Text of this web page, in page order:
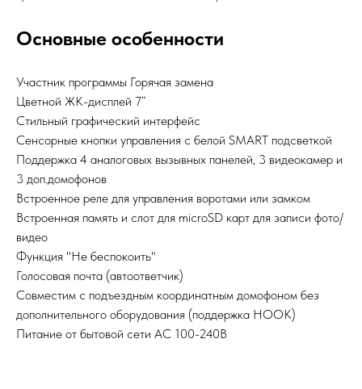
Основные особенности
Участник программы Горячая замена
Цветной ЖК-дисплей 7”
Стильный графический интерфейс
Сенсорные кнопки управления c белой SMART подсветкой
Поддержка 4 аналоговых вызывных панелей, 3 видеокамер и
3 доп.домофонов
Встроенное реле для управления воротами или замком
Встроенная память и слот для microSD карт для записи фото/
видео
Функция "Не беспокоить"
Голосовая почта (автоответчик)
Совместим с подъездным координатным домофоном без
дополнительного оборудования (поддержка HOOK)
Питание от бытовой сети AC 100-240В